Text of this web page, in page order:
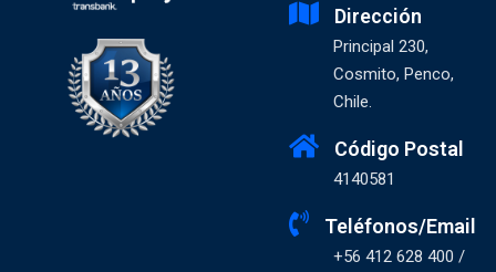
Dirección
Principal 230,
Cosmito, Penco,
Chile.
Código Postal
4140581
Teléfonos/Email
+56 412 628 400 /